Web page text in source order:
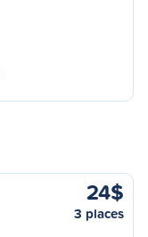
24$
3 places